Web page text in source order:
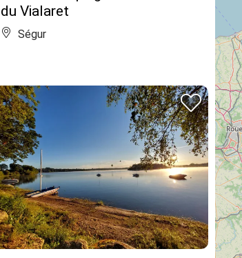
du Vialaret
Ségur